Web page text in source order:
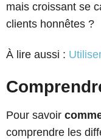
mais croissant se
clients honnêtes ?
À lire aussi :
Pour savoir
comprendre les